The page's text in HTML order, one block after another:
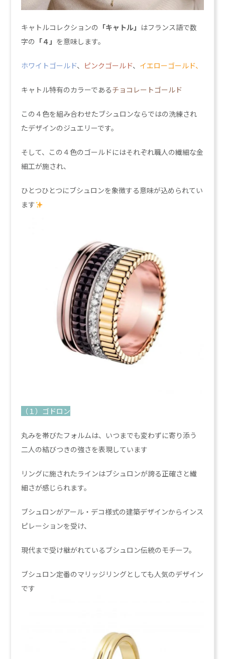
キャトルコレクションの 「キャトル」 はフランス語で数
字の 「４」 を意味します。
ホワイトゴールド、 ピンクゴールド、 イエローゴールド、
キャトル特有のカラーであるチョコレートゴールド
この４色を組み合わせたブシュロンならではの洗練され
たデザインのジュエリーです。
そして、この４色のゴールドにはそれぞれ職人の繊細な金
細工が施され、
ひとつひとつにブシュロンを象徴する意味が込められてい
ます
（１）ゴドロン
丸みを帯びたフォルムは、いつまでも変わずに寄り添う
二人の結びつきの強さを表現しています
リングに施されたラインはブシュロンが誇る正確さと繊
細さが感じられます。
ブシュロンがアール・デコ様式の建築デザインからインス
ピレーションを受け、
現代まで受け継がれているブシュロン伝統のモチーフ。
ブシュロン定番のマリッジリングとしても人気のデザイン
です